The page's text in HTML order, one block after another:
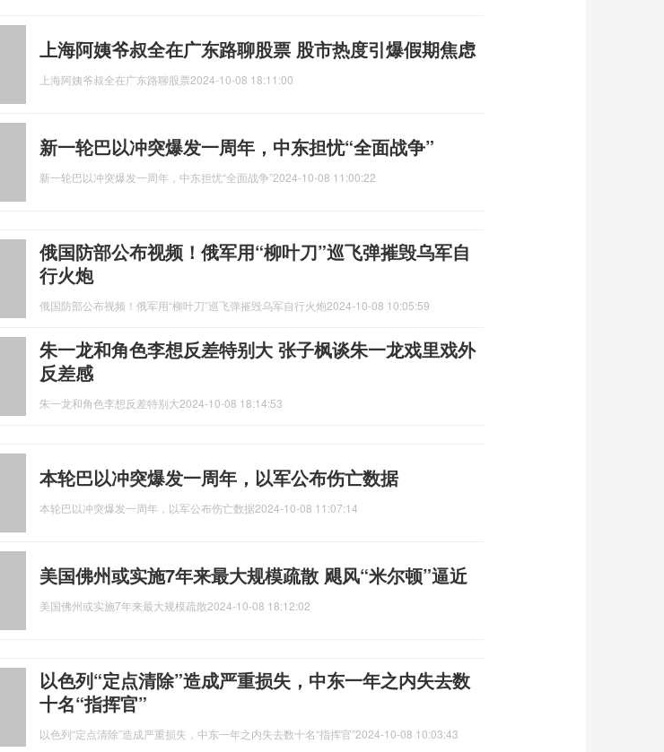
上海阿姨爷叔全在广东路聊股票 股市热度引爆假期焦虑
上海阿姨爷叔全在广东路聊股票2024-10-08 18:11:00
新一轮巴以冲突爆发一周年，中东担忧“全面战争”
新一轮巴以冲突爆发一周年，中东担忧“全面战争”2024-10-08 11:00:22
俄国防部公布视频！俄军用“柳叶刀”巡飞弹摧毁乌军自
行火炮
俄国防部公布视频！俄军用“柳叶刀”巡飞弹摧毁乌军自行火炮2024-10-08 10:05:59
朱一龙和角色李想反差特别大 张子枫谈朱一龙戏里戏外
反差感
朱一龙和角色李想反差特别大2024-10-08 18:14:53
本轮巴以冲突爆发一周年，以军公布伤亡数据
本轮巴以冲突爆发一周年，以军公布伤亡数据2024-10-08 11:07:14
美国佛州或实施7年来最大规模疏散 飓风“米尔顿”逼近
美国佛州或实施7年来最大规模疏散2024-10-08 18:12:02
以色列“定点清除”造成严重损失，中东一年之内失去数
十名“指挥官”
以色列“定点清除”造成严重损失，中东一年之内失去数十名“指挥官”2024-10-08 10:03:43